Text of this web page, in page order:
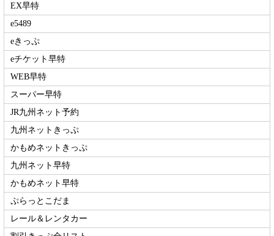
EX早特
e5489
eきっぷ
eチケット早特
WEB早特
スーパー早特
JR九州ネット予約
九州ネットきっぷ
かもめネットきっぷ
九州ネット早特
かもめネット早特
ぷらっとこだま
レール＆レンタカー